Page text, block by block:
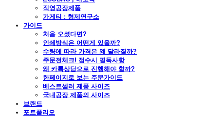
직영공장제품
가게티 : 형제연구소
가이드
처음 오셨다면?
인쇄방식은 어떤게 있을까?
수량에 따라 가격은 왜 달라질까?
주문전체크! 접수시 필독사항
왜 카톡상담으로 진행해야 할까?
한페이지로 보는 주문가이드
베스트셀러 제품 사이즈
국내공장 제품의 사이즈
브랜드
포트폴리오